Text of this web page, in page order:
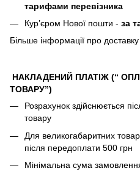
тарифами перевізника
Кур’єром Нової пошти - за
Більше інформації про доставку
НАКЛАДЕНИЙ ПЛАТІЖ (“
ТОВАРУ”)
Розрахунок здійснюється
товару
Для великогабаритних
після передоплати 500 грн
Мінімальна сума